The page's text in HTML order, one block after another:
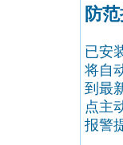
防
已安
将自
到最
点主
报警